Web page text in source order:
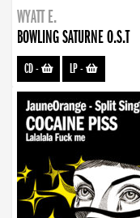
WYATT E.
BOWLING SATURNE O.S.T
CD- LP-